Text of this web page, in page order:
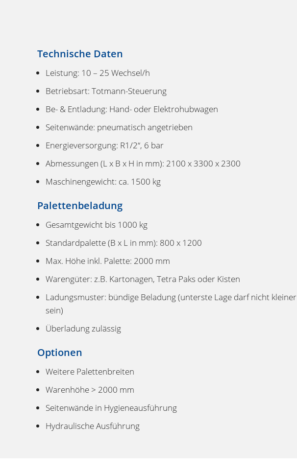
Technische Daten
Leistung: 10 – 25 Wechsel/h
Betriebsart: Totmann-Steuerung
Be- & Entladung: Hand- oder Elektrohubwagen
Seitenwände: pneumatisch angetrieben
Energieversorgung: R1/2“, 6 bar
Abmessungen (L x B x H in mm): 2100 x 3300 x 2300
Maschinengewicht: ca. 1500 kg
Palettenbeladung
Gesamtgewicht bis 1000 kg
Standardpalette (B x L in mm): 800 x 1200
Max. Höhe inkl. Palette: 2000 mm
Warengüter: z.B. Kartonagen, Tetra Paks oder Kisten
Ladungsmuster: bündige Beladung (unterste Lage darf nicht kleiner
sein)
Überladung zulässig
Optionen
Weitere Palettenbreiten
Warenhöhe > 2000 mm
Seitenwände in Hygieneausführung
Hydraulische Ausführung